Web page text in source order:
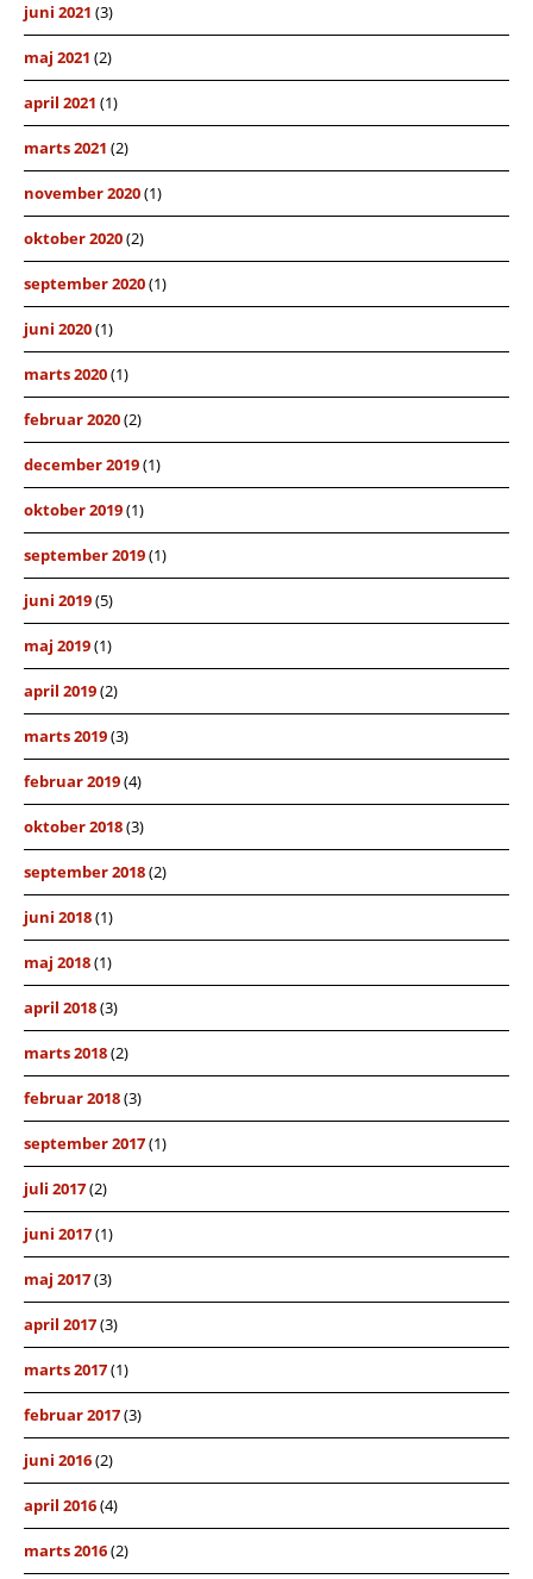
juni 2021 (3)
maj 2021 (2)
april 2021 (1)
marts 2021 (2)
november 2020(1)
oktober 2020(2)
september 2020(1)
juni 2020(1)
marts 2020(1)
februar 2020(2)
december 2019(1)
oktober 2019(1)
september 2019(1)
juni 2019(5)
maj 2019(1)
april 2019(2)
marts 2019(3)
februar 2019(4)
oktober 2018(3)
september 2018(2)
juni 2018(1)
maj 2018(1)
april 2018(3)
marts 2018(2)
februar 2018(3)
september 2017(1)
juli 2017(2)
juni 2017(1)
maj 2017(3)
april 2017(3)
marts 2017(1)
februar 2017(3)
juni 2016(2)
april 2016(4)
marts 2016(2)